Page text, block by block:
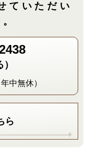
ていただい
中無休）
ら